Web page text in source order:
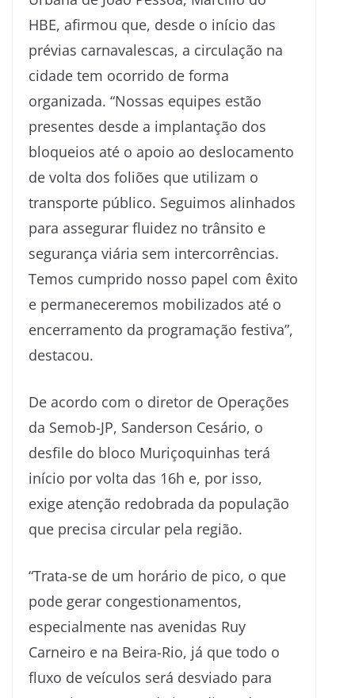
HBE, afirmou que, desde o início das
prévias carnavalescas, a circulação na
cidade tem ocorrido de forma
organizada. “Nossas equipes estão
presentes desde a implantação dos
bloqueios até o apoio ao deslocamento
de volta dos foliões que utilizam o
transporte público. Seguimos alinhados
para assegurar fluidez no trânsito e
segurança viária sem intercorrências.
Temos cumprido nosso papel com êxito
e permaneceremos mobilizados até o
encerramento da programação festiva”,
destacou.
De acordo com o diretor de Operações
da Semob-JP, Sanderson Cesário, o
desfile do bloco Muriçoquinhas terá
início por volta das 16h e, por isso,
exige atenção redobrada da população
que precisa circular pela região.
“Trata-se de um horário de pico, o que
pode gerar congestionamentos,
especialmente nas avenidas Ruy
Carneiro e na Beira-Rio, já que todo o
fluxo de veículos será desviado para